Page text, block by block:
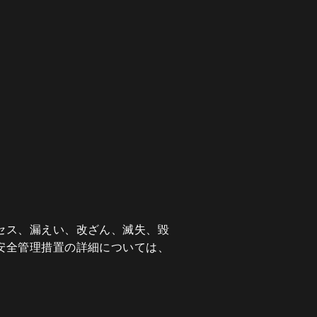
ス、漏えい、改ざん、滅失、毀
管理措置の詳細については、